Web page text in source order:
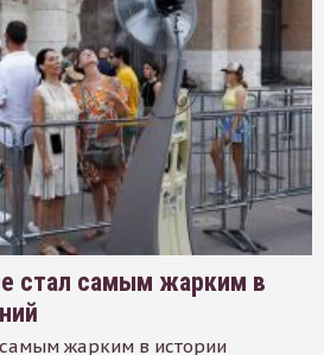
стал самым жарким в
жарким в истории